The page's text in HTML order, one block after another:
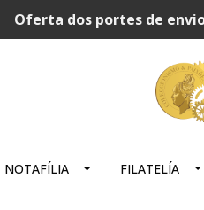
Oferta dos portes de
NOTAFÍLIA FILATELÍA